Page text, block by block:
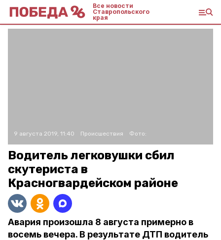
Все новости
Ставропольского
края
9 августа 2019, 11:40 Происшествия Фото:
Водитель легковушки сбил
скутериста в
Красногвардейском районе
Авария произошла 8 августа примерно в
восемь вечера. В результате ДТП водитель